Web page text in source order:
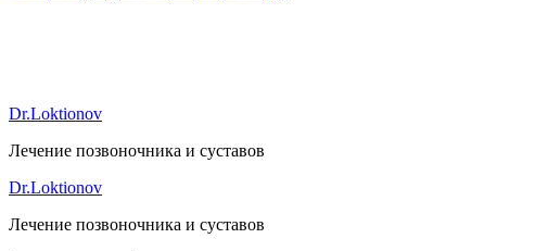
Dr.Loktionov
Лечение позвоночника и суставов
Dr.Loktionov
Лечение позвоночника и суставов